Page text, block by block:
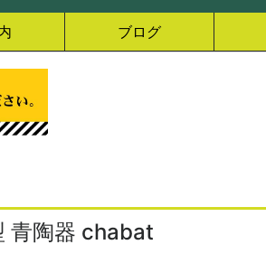
ブログ
青陶器 chabat